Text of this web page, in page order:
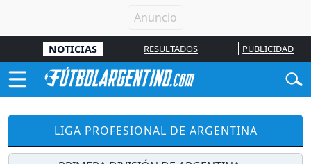
NOTICIAS RESULTADOS PUBLICIDAD
LIGA PROFESIONAL DE ARGENTINA